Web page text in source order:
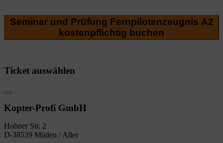
Seminar und Prüfung Fernpilotenzeugnis A2
kostenpflichtig buchen
Ticket auswählen
Kopter-Profi GmbH
Hohner Str. 2
D-38539 Müden / Aller